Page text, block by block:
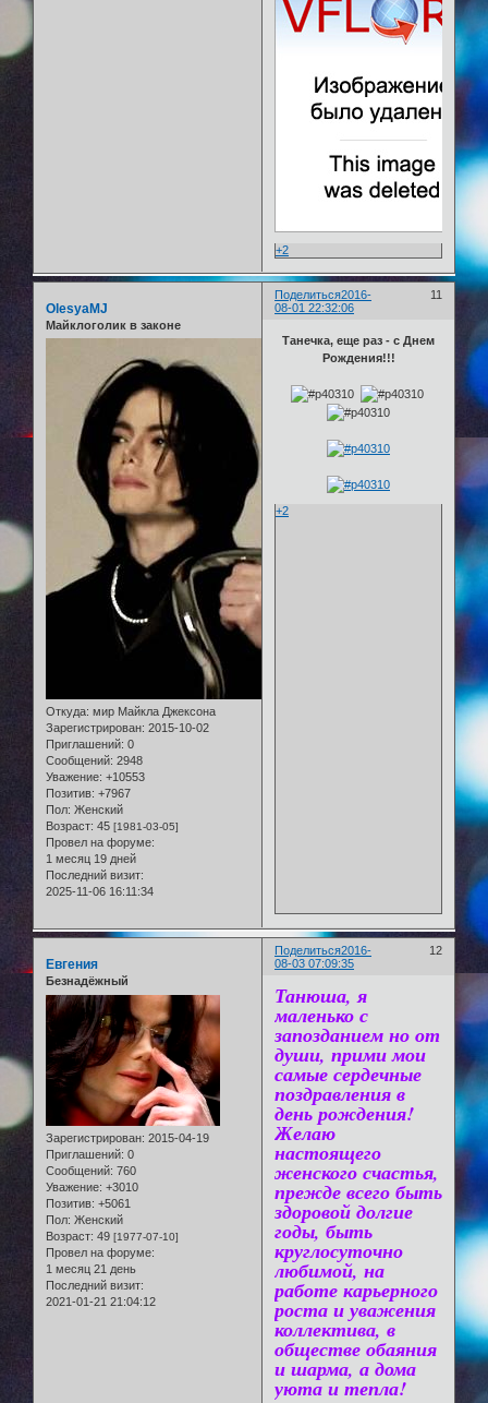
+2
Поделиться 11
2016-
08-01 22:32:06
OlesyaMJ
Майклоголик в законе
Откуда: мир Майкла Джексона
Зарегистрирован: 2015-10-02
Приглашений: 0
Сообщений: 2948
Уважение: +10553
Позитив: +7967
Пол: Женский
Возраст: 45 [1981-03-05]
Провел на форуме:
1 месяц 19 дней
Последний визит:
2025-11-06 16:11:34
Танечка, еще раз - с Днем
Рождения!!!
+2
Поделиться 12
2016-
08-03 07:09:35
Евгения
Безнадёжный
Зарегистрирован: 2015-04-19
Приглашений: 0
Сообщений: 760
Уважение: +3010
Позитив: +5061
Пол: Женский
Возраст: 49 [1977-07-10]
Провел на форуме:
1 месяц 21 день
Последний визит:
2021-01-21 21:04:12
Танюша, я
маленько с
запозданием но от
души, прими мои
самые сердечные
поздравления в
день рождения!
Желаю
настоящего
женского счастья,
прежде всего быть
здоровой долгие
годы, быть
круглосуточно
любимой, на
работе карьерного
роста и уважения
коллектива, в
обществе обаяния
и шарма, а дома
уюта и тепла!